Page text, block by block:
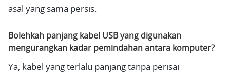
asal yang sama persis.
Bolehkah panjang kabel USB yang digunakan
mengurangkan kadar pemindahan antara komputer?
Ya, kabel yang terlalu panjang tanpa perisai